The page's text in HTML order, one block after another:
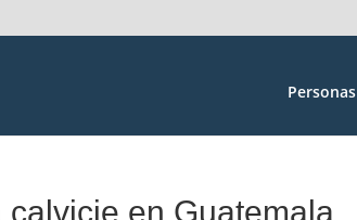
Personas
en Guatemala